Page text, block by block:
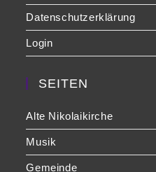
Datenschutzerklärung
Login
SEITEN
Alte Nikolaikirche
Musik
Gemeinde